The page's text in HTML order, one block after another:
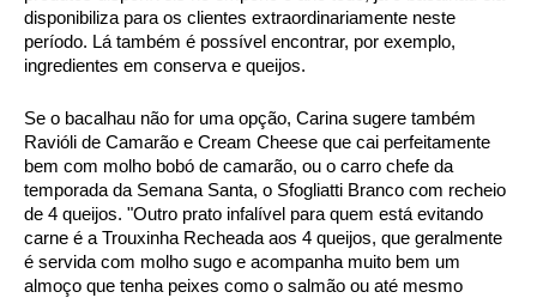
disponibiliza para os clientes extraordinariamente neste
período. Lá também é possível encontrar, por exemplo,
ingredientes em conserva e queijos.
Se o bacalhau não for uma opção, Carina sugere também
Ravióli de Camarão e Cream Cheese que cai perfeitamente
bem com molho bobó de camarão, ou o carro chefe da
temporada da Semana Santa, o Sfogliatti Branco com recheio
de 4 queijos. "Outro prato infalível para quem está evitando
carne é a Trouxinha Recheada aos 4 queijos, que geralmente
é servida com molho sugo e acompanha muito bem um
almoço que tenha peixes como o salmão ou até mesmo